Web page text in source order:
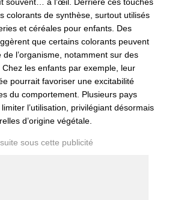
colorants de synthèse, surtout utilisés
et céréales pour enfants. Des
que certains colorants peuvent
l’organisme, notamment sur des
les enfants par exemple, leur
pourrait favoriser une excitabilité
du comportement. Plusieurs pays
l’utilisation, privilégiant désormais
d’origine végétale.